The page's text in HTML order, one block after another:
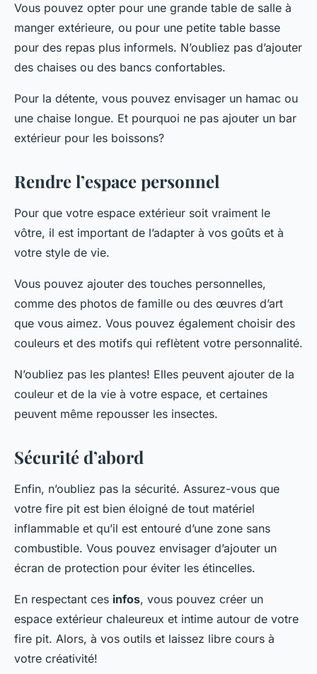
Vous pouvez opter pour une grande table de salle à
manger extérieure, ou pour une petite table basse
pour des repas plus informels. N’oubliez pas d’ajouter
des chaises ou des bancs confortables.
Pour la détente, vous pouvez envisager un hamac ou
une chaise longue. Et pourquoi ne pas ajouter un bar
extérieur pour les boissons?
Rendre l’espace personnel
Pour que votre espace extérieur soit vraiment le
vôtre, il est important de l’adapter à vos goûts et à
votre style de vie.
Vous pouvez ajouter des touches personnelles,
comme des photos de famille ou des œuvres d’art
que vous aimez. Vous pouvez également choisir des
couleurs et des motifs qui reflètent votre personnalité.
N’oubliez pas les plantes! Elles peuvent ajouter de la
couleur et de la vie à votre espace, et certaines
peuvent même repousser les insectes.
Sécurité d’abord
Enfin, n’oubliez pas la sécurité. Assurez-vous que
votre fire pit est bien éloigné de tout matériel
inflammable et qu’il est entouré d’une zone sans
combustible. Vous pouvez envisager d’ajouter un
écran de protection pour éviter les étincelles.
En respectant ces infos, vous pouvez créer un
espace extérieur chaleureux et intime autour de votre
fire pit. Alors, à vos outils et laissez libre cours à
votre créativité!